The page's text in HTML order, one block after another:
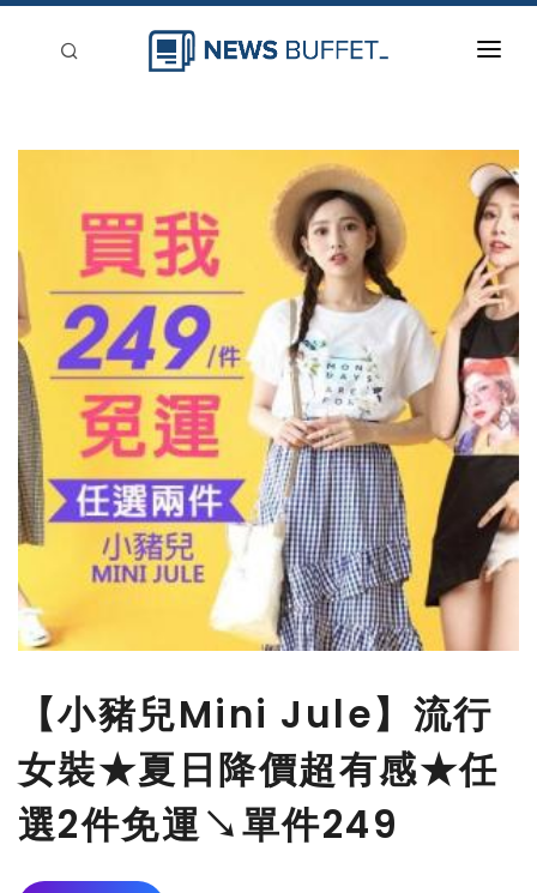
登入
刊登
【小豬兒Mini Jule】流行
女裝★夏日降價超有感★任
選2件免運↘單件249